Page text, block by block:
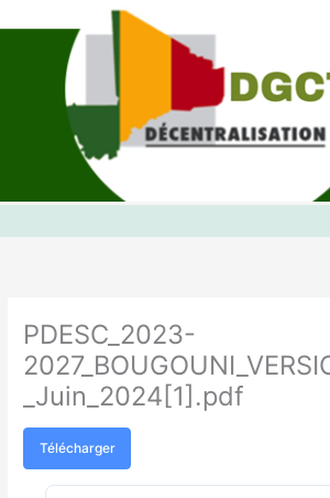
au
PDESC_2023-
_Juin_2024[1].pdf
Télécharger